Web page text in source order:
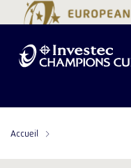
Accueil